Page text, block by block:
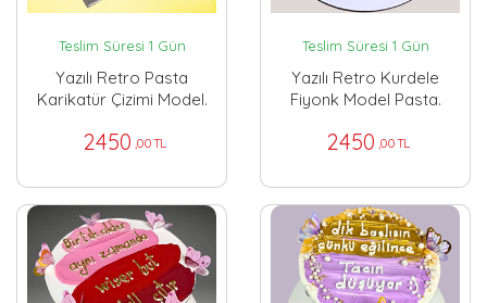
Teslim Süresi 1 Gün
Yazılı Retro Pasta
Karikatür Çizimi Model.
2450 ,00 TL
Teslim Süresi 1 Gün
Yazılı Retro Kurdele
Fiyonk Model Pasta.
2450 ,00 TL